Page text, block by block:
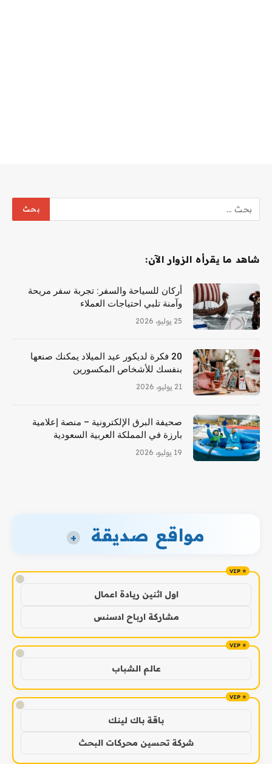
شاهد ما يقرأه الزوار الآن:
أركان للسياحة والسفر: تجربة سفر مريحة
وآمنة تلبي احتياجات العملاء
25 يوليو، 2026
20 فكرة لديكور عيد الميلاد يمكنك صنعها
بنفسك للأشخاص المكسورين
21 يوليو، 2026
صحيفة البرق الإلكترونية – منصة إعلامية
بارزة في المملكة العربية السعودية
19 يوليو، 2026
مواقع صديقة +
!
اول اثنين ريادة اعمال
مشاركة ارباح ادسنس
!
عالم الشباب
!
باقة باك لينك
شركة تحسين محركات البحث